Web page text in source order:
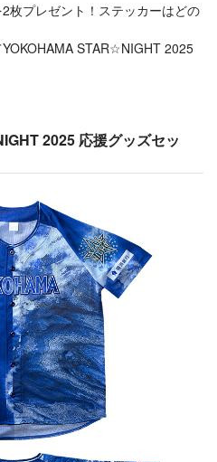
枚プレゼント！ステッカーはどの
STAR☆NIGHT 2025
2025 応援グッズセッ